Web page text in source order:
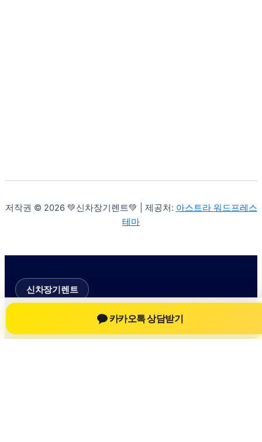
저작권 © 2026 💚신차장기렌트💚 | 제공처: 아스트라 워드프레스
테마
신차장기렌트
신차장기렌트 진료 정보를 확인하는 공간
카카오톡 상담받기